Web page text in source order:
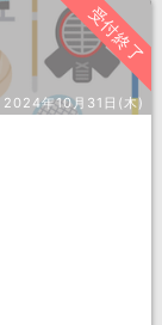
受付終了
2024年10月31日(木)